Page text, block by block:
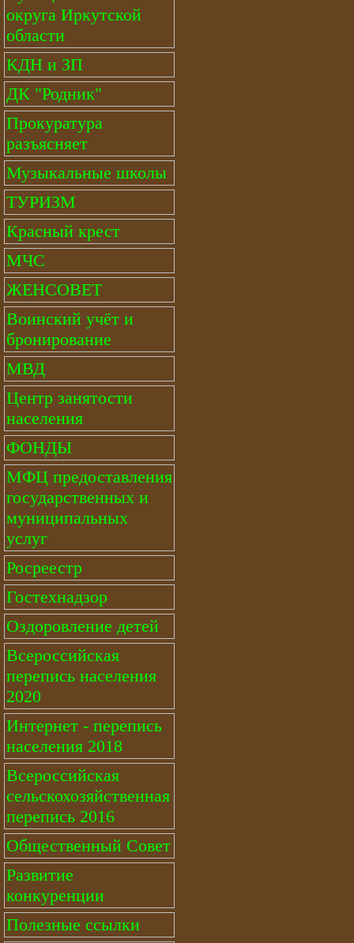
округа Иркутской
области
КДН и ЗП
ДК "Родник"
Прокуратура
разъясняет
Музыкальные школы
ТУРИЗМ
Красный крест
МЧС
ЖЕНСОВЕТ
Воинский учёт и
бронирование
МВД
Центр занятости
населения
ФОНДЫ
МФЦ предоставления
государственных и
муниципальных
услуг
Росреестр
Гостехнадзор
Оздоровление детей
Всероссийская
перепись населения
2020
Интернет - перепись
населения 2018
Всероссийская
сельскохозяйственная
перепись 2016
Общественный Совет
Развитие
конкуренции
Полезные ссылки